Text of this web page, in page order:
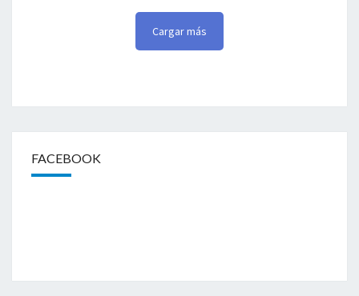
Cargar más
FACEBOOK